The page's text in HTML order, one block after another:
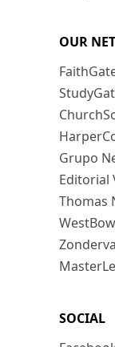
OUR
Grupo
Editorial
Thomas
SOCIAL